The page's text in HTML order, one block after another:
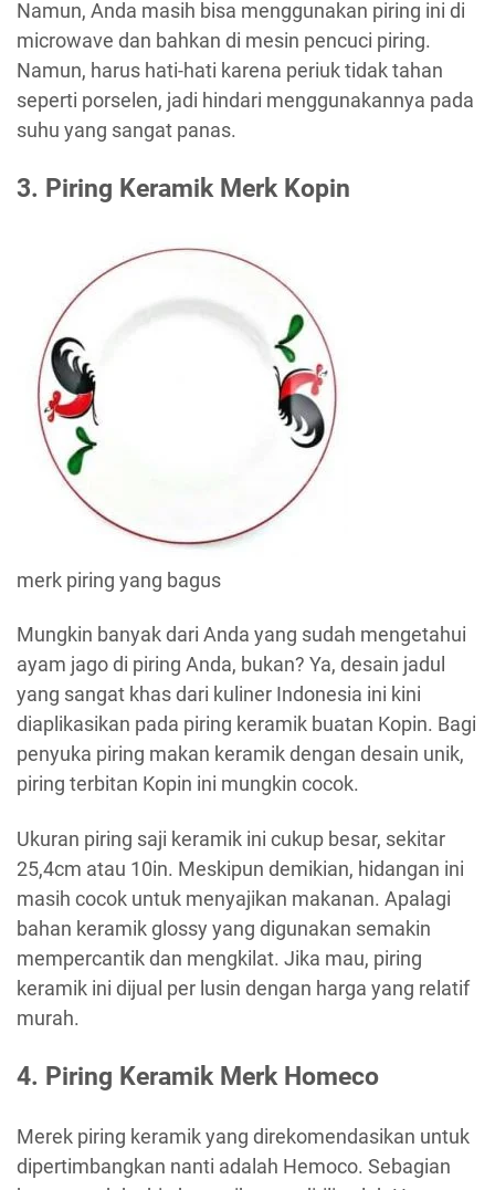
Namun, Anda masih bisa menggunakan piring ini di
microwave dan bahkan di mesin pencuci piring.
Namun, harus hati-hati karena periuk tidak tahan
seperti porselen, jadi hindari menggunakannya pada
suhu yang sangat panas.
3. Piring Keramik Merk Kopin
merk piring yang bagus
Mungkin banyak dari Anda yang sudah mengetahui
ayam jago di piring Anda, bukan? Ya, desain jadul
yang sangat khas dari kuliner Indonesia ini kini
diaplikasikan pada piring keramik buatan Kopin. Bagi
penyuka piring makan keramik dengan desain unik,
piring terbitan Kopin ini mungkin cocok.
Ukuran piring saji keramik ini cukup besar, sekitar
25,4cm atau 10in. Meskipun demikian, hidangan ini
masih cocok untuk menyajikan makanan. Apalagi
bahan keramik glossy yang digunakan semakin
mempercantik dan mengkilat. Jika mau, piring
keramik ini dijual per lusin dengan harga yang relatif
murah.
4. Piring Keramik Merk Homeco
Merek piring keramik yang direkomendasikan untuk
dipertimbangkan nanti adalah Hemoco. Sebagian